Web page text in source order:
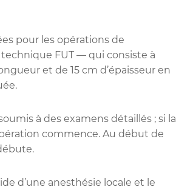
pour les opérations de
FUT — qui consiste à
et de 15 cm d’épaisseur en
à des examens détaillés ; si la
commence. Au début de
d’une anesthésie locale et le